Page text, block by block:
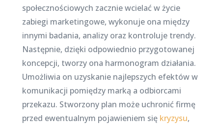
społecznościowych zacznie wcielać w życie
zabiegi marketingowe, wykonuje ona między
innymi badania, analizy oraz kontroluje trendy.
Następnie, dzięki odpowiednio przygotowanej
koncepcji, tworzy ona harmonogram działania.
Umożliwia on uzyskanie najlepszych efektów w
komunikacji pomiędzy marką a odbiorcami
przekazu. Stworzony plan może uchronić firmę
przed ewentualnym pojawieniem się kryzysu,